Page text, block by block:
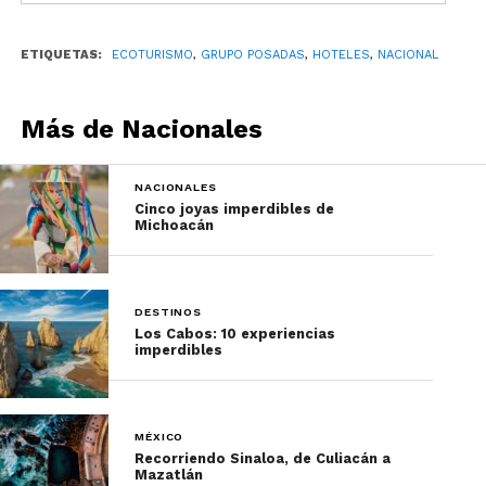
Por último, te recordamos que los hoteles Live
Aqua, Grand Fiesta Americana, Curamoria
Collection, Fiesta Americana, The Explorean, IOH,
Fiesta Inn, Gamma y one, son opciones perfectas
para conocer destinos sostenibles y ayudar a la
conservación del medio ambiente.
ETIQUETAS: ECOTURISMO, GRUPO POSADAS, HOTELES, NACIONAL
Más de Nacionales
NACIONALES
Cinco joyas imperdibles de
Michoacán
DESTINOS
Los Cabos: 10 experiencias
imperdibles
MÉXICO
Recorriendo Sinaloa, de Culiacán a
Mazatlán